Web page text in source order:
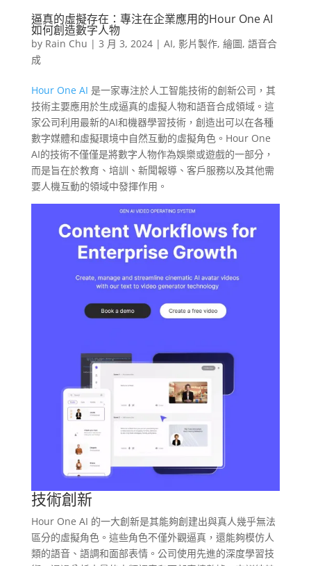
逼真的虛擬存在：專注在企業應用的Hour One AI
如何創造數字人物
by Rain Chu | 3 月 3, 2024| AI, 影片製作, 繪圖, 語音合
成
Hour One AI 是一家專注於人工智能技術的創新公司，其
技術主要應用於生成逼真的虛擬人物和語音合成領域。這
家公司利用最新的AI和機器學習技術，創造出可以在各種
數字媒體和虛擬環境中自然互動的虛擬角色。Hour One
AI的技術不僅僅是將數字人物作為娛樂或遊戲的一部分，
而是旨在於教育、培訓、新聞報導、客戶服務以及其他需
要人機互動的領域中發揮作用。
技術創新
Hour One AI 的一大創新是其能夠創建出與真人幾乎無法
區分的虛擬角色。這些角色不僅外觀逼真，還能夠模仿人
類的語音、語調和面部表情。公司使用先進的深度學習技